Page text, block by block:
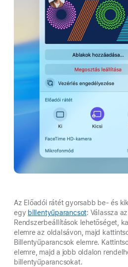
Az Előadói rátét gyorsabb be- és
egy billentyűparancsot: Válassza
Rendszerbeállítások lehetőséget,
elemre az oldalsávon, majd
Billentyűparancsok elemre.
elemre, majd a jobb oldalon
billentyűparancsokat.